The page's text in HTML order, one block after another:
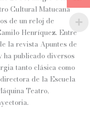
Cultural Matucana
de un reloj de
Henríquez. Entre
la revista Apuntes de
ha publicado diversos
tanto clásica como
de la Escuela
Teatro,